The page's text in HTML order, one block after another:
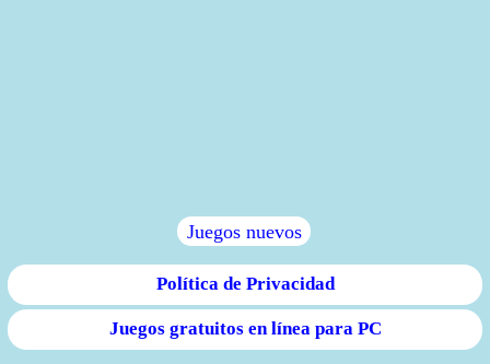
Juegos nuevos
Política de Privacidad
Juegos gratuitos en línea para PC